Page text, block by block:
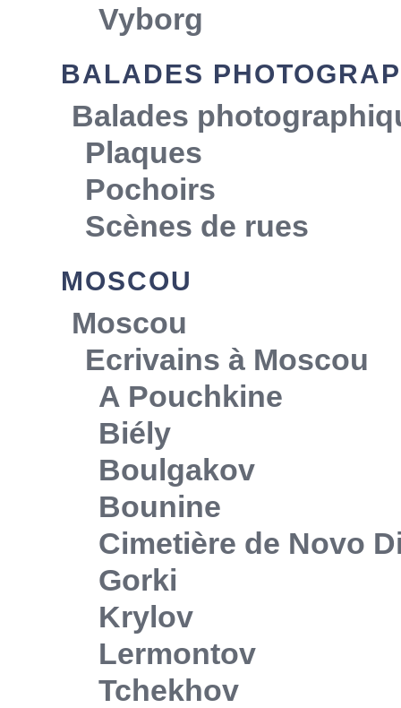
Vyborg
BALADES
Balades
Plaques
Pochoirs
Scènes de rues
MOSCOU
Moscou
Ecrivains à Moscou
A Pouchkine
Biély
Boulgakov
Bounine
Cimetière de Novo
Gorki
Krylov
Lermontov
Tchekhov